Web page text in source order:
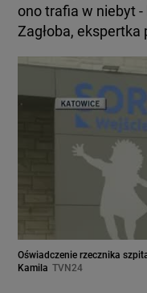
ono trafia w niebyt -
Zagłoba,
Oświadczenie rzecznika
Kamila TVN24